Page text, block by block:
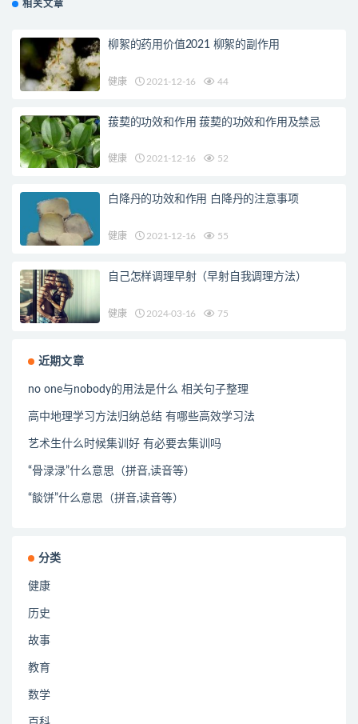
相关文章
柳絮的药用价值2021 柳絮的副作用
健康 2021-12-16 44
菝葜的功效和作用 菝葜的功效和作用及禁忌
健康 2021-12-16 52
白降丹的功效和作用 白降丹的注意事项
健康 2021-12-16 55
自己怎样调理早射（早射自我调理方法）
健康 2024-03-16 75
近期文章
no one与nobody的用法是什么 相关句子整理
高中地理学习方法归纳总结 有哪些高效学习法
艺术生什么时候集训好 有必要去集训吗
“骨渌渌”什么意思（拼音,读音等）
“餤饼”什么意思（拼音,读音等）
分类
健康
历史
故事
教育
数学